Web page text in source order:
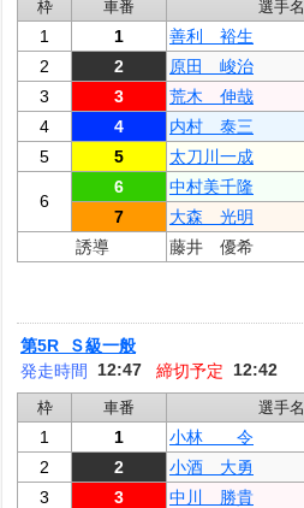
枠 車番 選手名
1 1 善利 裕生
2
2 原田 峻治
3
3 荒木 伸哉
4
4 内村 泰三
5
5 太刀川一成
6
6 中村美千隆
7
大森 光明
誘導
藤井 優希
第5R Ｓ級一般
発走時間
12:47 締切予定 12:42
枠 車番 選手名
1 1 小林 令
2
2 小酒 大勇
3
3 中川 勝貴